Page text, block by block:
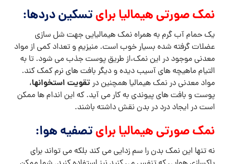
نمک صورتی هیمالیا برایتسکین دردها:
یک حمام آب گرم به همراه نمک هیمالیایی جهت شل سازی
عضلات گرفته شده بسیار خوب است. منیزیم و تعداد کمی از مواد
معدنی موجود در این نمک،از طریق پوست جذب می شود. تا به
التیام ماهیچه های آسیب دیده و دیگر بافت های نرم کمک کند.
مواد معدنی در نمک هیمالیا همچنین درتقویت استخوانها،
پوست و بافت های پیوندی به کار می آید. که این اندام ها ممکن
است در ایجاد درد در بدن نقش داشته باشند.
نمک صورتی هیمالیا برایتصفیه هوا:
نه تنها این نمک بدن را سم زدایی می کند بلکه می تواند برای